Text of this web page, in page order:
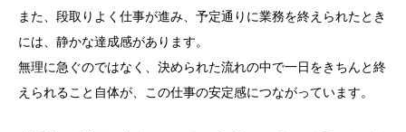
また、段取りよく仕事が進み、予定通りに業務を終えられたとき
には、静かな達成感があります。
無理に急ぐのではなく、決められた流れの中で一日をきちんと終
えられること自体が、この仕事の安定感につながっています。